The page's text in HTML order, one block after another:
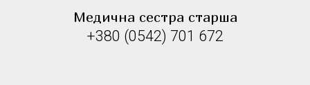
Медична сестра старша
+380 (0542) 701 672